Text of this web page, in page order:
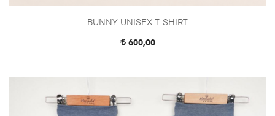
BUNNY UNISEX T-SHIRT
600,00